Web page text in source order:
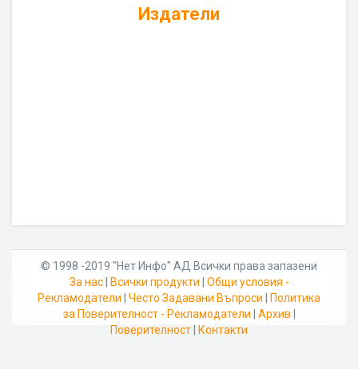
Издатели
© 1998 -2019 "Нет Инфо" АД Всички права запазени
За нас| Всички продукти
Общи условия -
Рекламодатели
Често Задавани Въпроси
Политика
за Поверителност - Рекламодатели
Архив
Поверителност
Контакти